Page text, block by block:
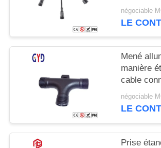
négociable
LE
Mené
manière
cable
vis 3 type
T
négociable
LE
Prise